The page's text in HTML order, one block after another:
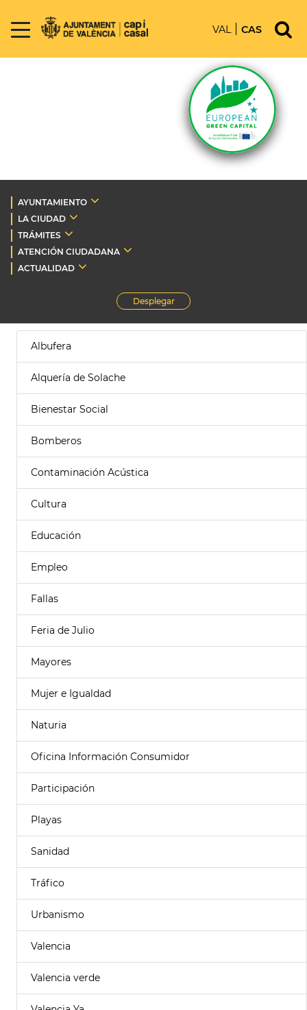
VAL CAS
AYUNTAMIENTO
LA CIUDAD
TRÁMITES
ATENCIÓN CIUDADANA
ACTUALIDAD
Desplegar
Albufera
Alquería de Solache
Bienestar Social
Bomberos
Contaminación Acústica
Cultura
Educación
Empleo
Fallas
Feria de Julio
Mayores
Mujer e Igualdad
Naturia
Oficina Información Consumidor
Participación
Playas
Sanidad
Tráfico
Urbanismo
Valencia
Valencia verde